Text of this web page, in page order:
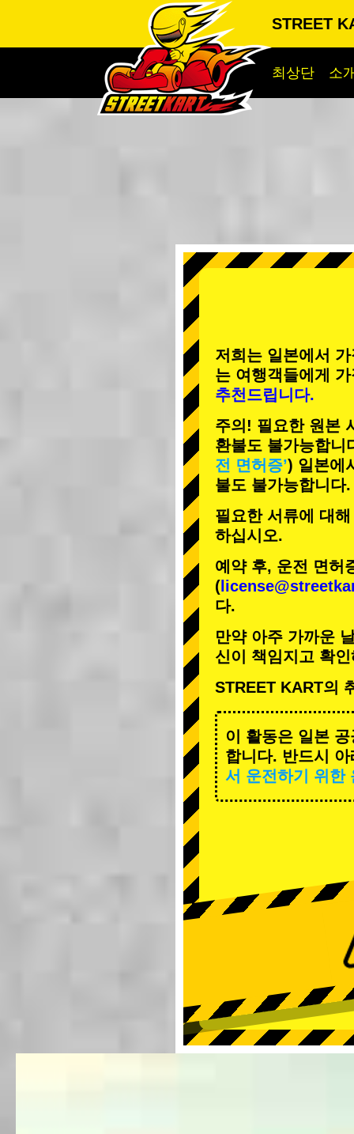
STREET
최상단 소
저희는 일본에서
는 여행객들에게
추천드립니다.
주의! 필요한 원본
환불도 불가능합니
전 면허증’) 일본에
불도 불가능합니다.
필요한 서류에 대
하십시오.
예약 후, 운전 면허
(
다.
만약 아주 가까운
신이 책임지고 확
STREET KART의
이 활동은 일본
합니다. 반드시
서 운전하기 위한